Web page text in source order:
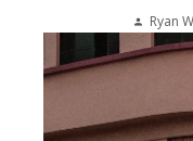
Ryan